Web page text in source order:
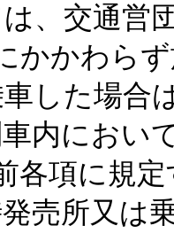
、交通営
かわら
した場合
内におい
項に規
売所又は